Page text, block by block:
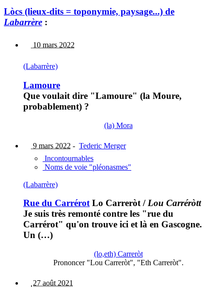
Lòcs (lieux-dits = toponymie, paysage...) de
Labarrère :
10 mars 2022
(Labarrère)
Lamoure
Que voulait dire "Lamoure" (la Moure,
probablement) ?
(la) Mora
9 mars 2022 - Tederic Merger
Incontournables
Noms de voie "pléonasmes"
(Labarrère)
Rue du CarrérotLo Carreròt/Lou Carréròtt
Je suis très remonté contre les "rue du
Carrérot" qu'on trouve ici et là en Gascogne.
Un (…)
(lo,eth) Carreròt
Prononcer "Lou Carreròt", "Eth Carreròt".
27 août 2021